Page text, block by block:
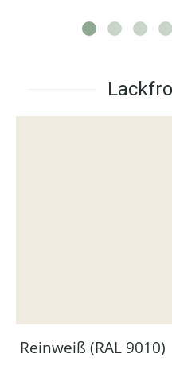
Reinweiß (RAL 9010)